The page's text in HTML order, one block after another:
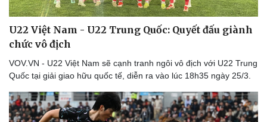
Bóng đá
Lịch thi đấu bóng đá
Ô tô
Xe máy
U22 Việt Nam - U22 Trung Quốc: Quyết đấu giành
chức vô địch
VOV.VN - U22 Việt Nam sẽ cạnh tranh ngôi vô địch với U22 Trung
Quốc tại giải giao hữu quốc tế, diễn ra vào lúc 18h35 ngày 25/3.